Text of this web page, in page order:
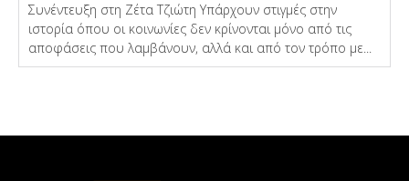
Συνέντευξη στη Ζέτα Τζιώτη Υπάρχουν στιγμές στην
ιστορία όπου οι κοινωνίες δεν κρίνονται μόνο από τις
αποφάσεις που λαμβάνουν, αλλά και από τον τρόπο με...